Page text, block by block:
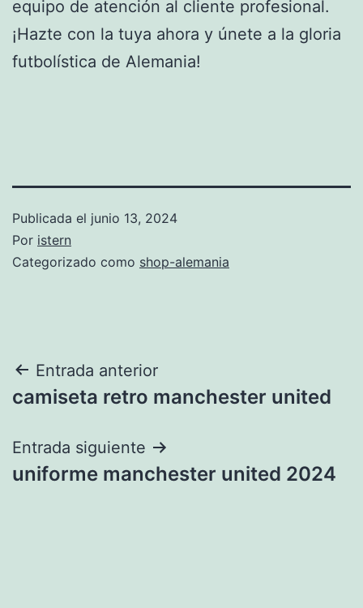
equipo de atención al cliente profesional.
¡Hazte con la tuya ahora y únete a la gloria
futbolística de Alemania!
Publicada el junio 13, 2024
Por istern
Categorizado como shop-alemania
Navegación
de
entradas
Entrada anterior
camiseta retro manchester united
Entrada siguiente
uniforme manchester united 2024